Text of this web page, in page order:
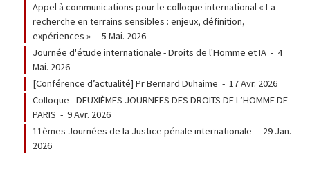
Appel à communications pour le colloque international « La
recherche en terrains sensibles : enjeux, définition,
expériences »- 5 Mai. 2026
Journée d'étude internationale - Droits de l'Homme et IA- 4
Mai. 2026
[Conférence d’actualité] Pr Bernard Duhaime - 17 Avr. 2026
Colloque - DEUXIÈMES JOURNEES DES DROITS DE L’HOMME DE
PARIS - 9 Avr. 2026
11èmes Journées de la Justice pénale internationale - 29 Jan.
2026